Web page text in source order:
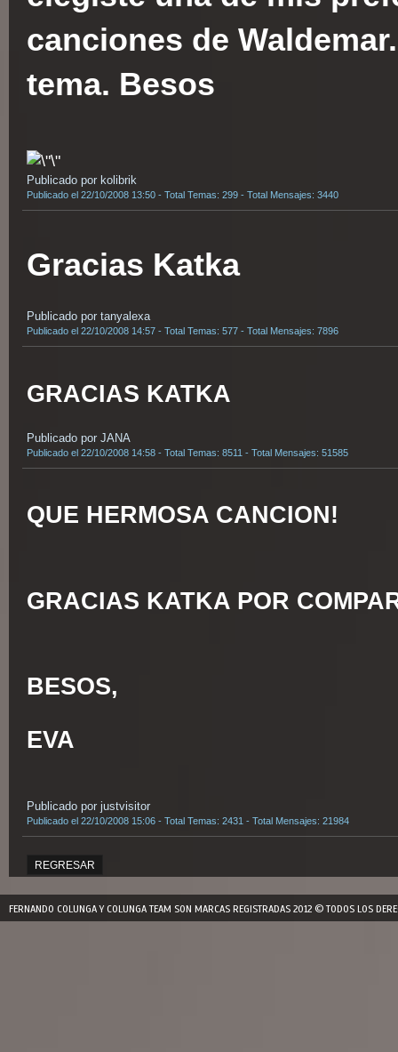
canciones de
tema. Besos
Publicado por kolibrik
Publicado el 22/10/2008 13:50 - Total Temas: 299 - Total Mensajes: 3440
Gracias Katka
Publicado por tanyalexa
Publicado el 22/10/2008 14:57 - Total Temas: 577 - Total Mensajes: 7896
GRACIAS KATKA
Publicado por JANA
Publicado el 22/10/2008 14:58 - Total Temas: 8511 - Total Mensajes: 51585
QUE HERMOSA CANCION!
GRACIAS KATKA POR
BESOS,
EVA
Publicado por justvisitor
Publicado el 22/10/2008 15:06 - Total Temas: 2431 - Total Mensajes: 21984
REGRESAR
FERNANDO COLUNGA Y COLUNGA TEAM SON MARCAS REGISTRADAS 2012 © TODOS LOS